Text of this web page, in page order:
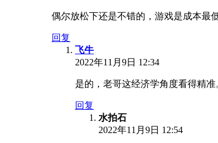
偶尔放松下还是不错的，游戏是成本最
回复
飞牛
2022年11月9日 12:34
是的，老哥这经济学角度看得精
回复
水拍石
2022年11月9日 12:54